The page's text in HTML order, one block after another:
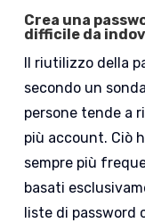
Crea una
difficile da
Il riutilizzo della
secondo un
persone tende a
più account. Ciò
sempre più
basati
liste di password